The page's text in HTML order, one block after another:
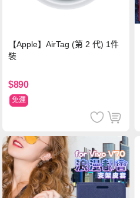
【Apple】AirTag (第 2 代) 1件
裝
$890
免運